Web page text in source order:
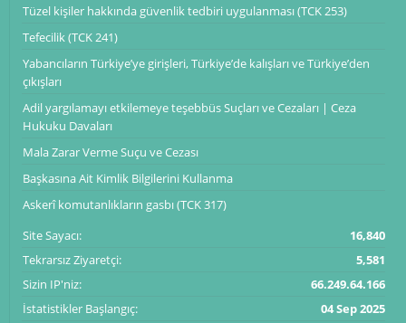
Tüzel kişiler hakkında güvenlik tedbiri uygulanması (TCK 253)
Tefecilik (TCK 241)
Yabancıların Türkiye’ye girişleri, Türkiye’de kalışları ve Türkiye’den
çıkışları
Adil yargılamayı etkilemeye teşebbüs Suçları ve Cezaları | Ceza
Hukuku Davaları
Mala Zarar Verme Suçu ve Cezası
Başkasına Ait Kimlik Bilgilerini Kullanma
Askerî komutanlıkların gasbı (TCK 317)
Site Sayacı:
16,840
Tekrarsız Ziyaretçi:
5,581
Sizin IP'niz:
66.249.64.166
İstatistikler Başlangıç:
04 Sep 2025